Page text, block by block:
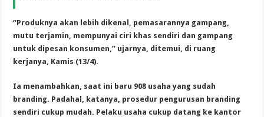
“Produknya akan lebih dikenal, pemasarannya gampang,
mutu terjamin, mempunyai ciri khas sendiri dan gampang
untuk dipesan konsumen,” ujarnya, ditemui, di ruang
kerjanya, Kamis (13/4).
Ia menambahkan, saat ini baru 908 usaha yang sudah
branding. Padahal, katanya, prosedur pengurusan branding
sendiri cukup mudah. Pelaku usaha cukup datang ke kantor